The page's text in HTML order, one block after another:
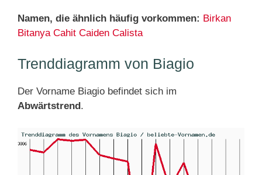
Namen, die ähnlich häufig vorkommen: Birkan
Bitanya Cahit Caiden Calista
Trenddiagramm von Biagio
Der Vorname Biagio befindet sich im
Abwärtstrend.